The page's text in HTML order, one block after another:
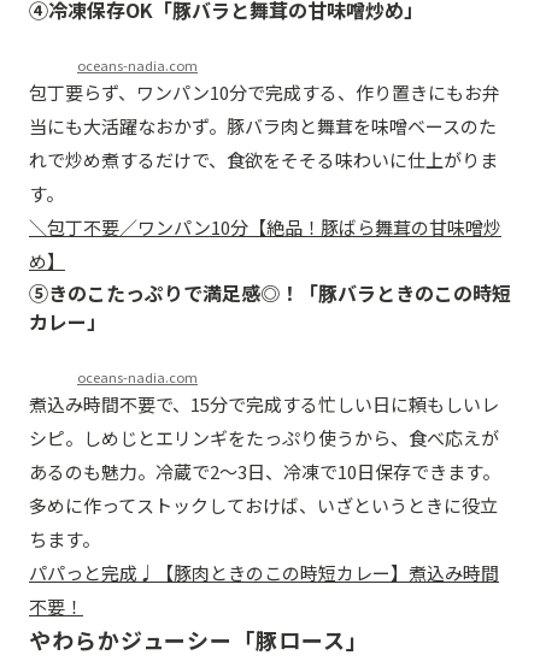
④冷凍保存OK「豚バラと舞茸の甘味噌炒め」
oceans-nadia.com
包丁要らず、ワンパン10分で完成する、作り置きにもお弁
当にも大活躍なおかず。豚バラ肉と舞茸を味噌ベースのた
れで炒め煮するだけで、食欲をそそる味わいに仕上がりま
す。
＼包丁不要／ワンパン10分【絶品！豚ばら舞茸の甘味噌炒
め】
⑤きのこたっぷりで満足感◎！「豚バラときのこの時短
カレー」
oceans-nadia.com
煮込み時間不要で、15分で完成する忙しい日に頼もしいレ
シピ。しめじとエリンギをたっぷり使うから、食べ応えが
あるのも魅力。冷蔵で2～3日、冷凍で10日保存できます。
多めに作ってストックしておけば、いざというときに役立
ちます。
パパっと完成♩【豚肉ときのこの時短カレー】煮込み時間
不要！
やわらかジューシー「豚ロース」